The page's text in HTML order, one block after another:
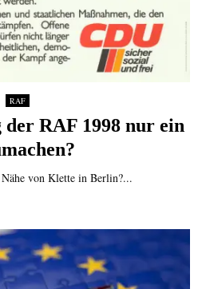
RAF
RAF 1998 nur ein
von Klette in Berlin?...